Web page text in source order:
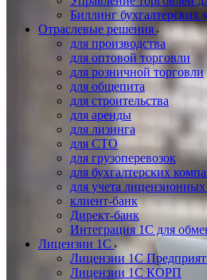
Биллинг бухгалтерских
Отраслевые решения
для производства
для оптовой торговли
для розничной торговли
для общепита
для строительства
для аренды
для лизинга
для СТО
для грузоперевозок
для бухгалтерских
для учета
клиент-банк
Директ-банк
Интеграция 1C для
Лицензии 1С
Лицензии 1С
Лицензии 1С КОРП